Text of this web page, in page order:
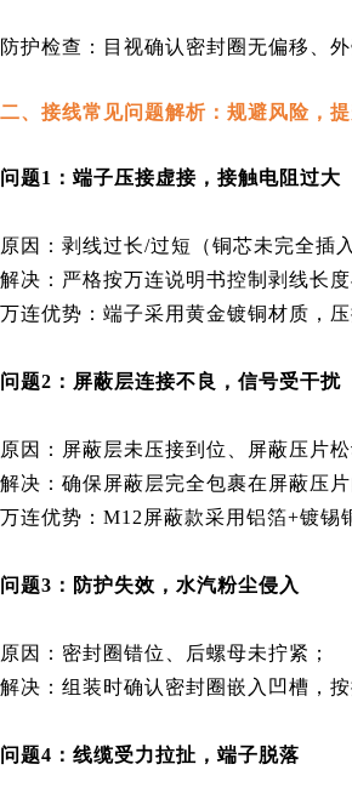
防护检查：目视确认密封圈无偏移、
二、接线常见问题解析：规避风险，
问题1：端子压接虚接，接触电阻过大
原因：剥线过长/过短（铜芯未完全插
解决：严格按万连说明书控制剥线长
万连优势：端子采用黄金镀铜材质，
问题2：屏蔽层连接不良，信号受干扰
原因：屏蔽层未压接到位、屏蔽压片松
解决：确保屏蔽层完全包裹在屏蔽压
万连优势：M12屏蔽款采用铝箔+镀
问题3：防护失效，水汽粉尘侵入
原因：密封圈错位、后螺母未拧紧；
解决：组装时确认密封圈嵌入凹槽，
问题4：线缆受力拉扯，端子脱落